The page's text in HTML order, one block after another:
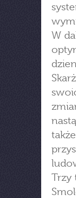
W
Trzy